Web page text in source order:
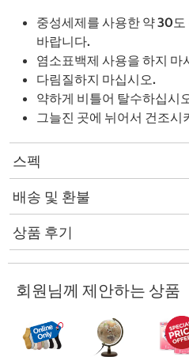
중성세제를 사용한 약 30
바랍니다.
염소표백제 사용을 하지 마
다림질하지 마십시오.
약하게 비틀어 탈수하십시
그늘진 곳에 뉘어서 건조시
스펙
배송 및 환불
상품 후기
회원님께 제안하는 상품